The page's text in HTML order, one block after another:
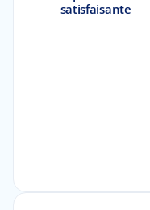
satisfaisante